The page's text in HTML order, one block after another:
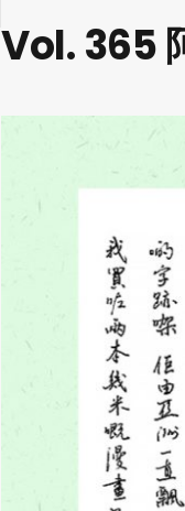
Vol. 365